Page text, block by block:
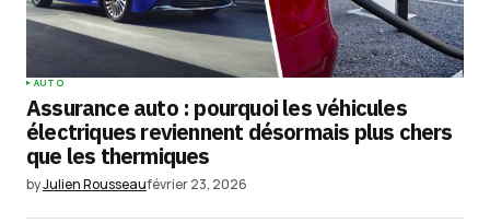
AUTO
Assurance auto : pourquoi les véhicules
électriques reviennent désormais plus chers
que les thermiques
byJulien Rousseaufévrier 23, 2026